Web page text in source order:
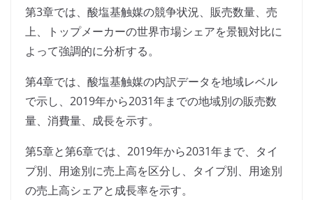
第3章では、酸塩基触媒の競争状況、販売数量、売
上、トップメーカーの世界市場シェアを景観対比に
よって強調的に分析する。
第4章では、酸塩基触媒の内訳データを地域レベル
で示し、2019年から2031年までの地域別の販売数
量、消費量、成長を示す。
第5章と第6章では、2019年から2031年まで、タイ
プ別、用途別に売上高を区分し、タイプ別、用途別
の売上高シェアと成長率を示す。